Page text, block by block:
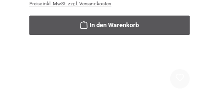
Preise inkl. MwSt. zzgl. Versandkosten
In den Warenkorb